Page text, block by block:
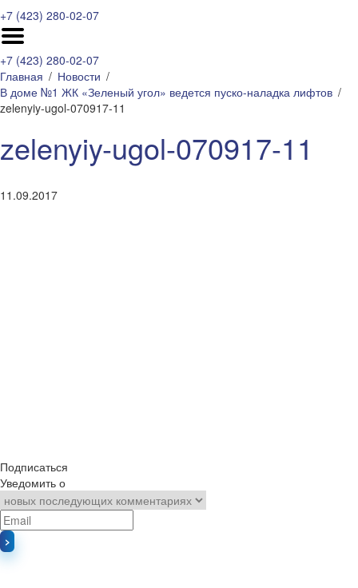
+7 (423) 280-02-07
+7 (423) 280-02-07
Главная
Новости
В доме №1 ЖК «Зеленый угол» ведется пуско-наладка лифтов
zelenyiy-ugol-070917-11
zelenyiy-ugol-070917-11
11.09.2017
Подписаться
Уведомить о